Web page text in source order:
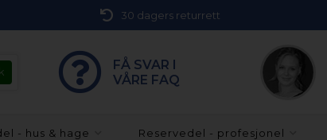
30 dagers returrett
FÅ SVAR I
VÅRE FAQ
- hus & hage Reservedel - profesjonel